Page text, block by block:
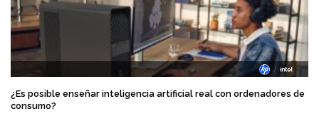
¿Es posible enseñar inteligencia artificial real con ordenadores de
consumo?